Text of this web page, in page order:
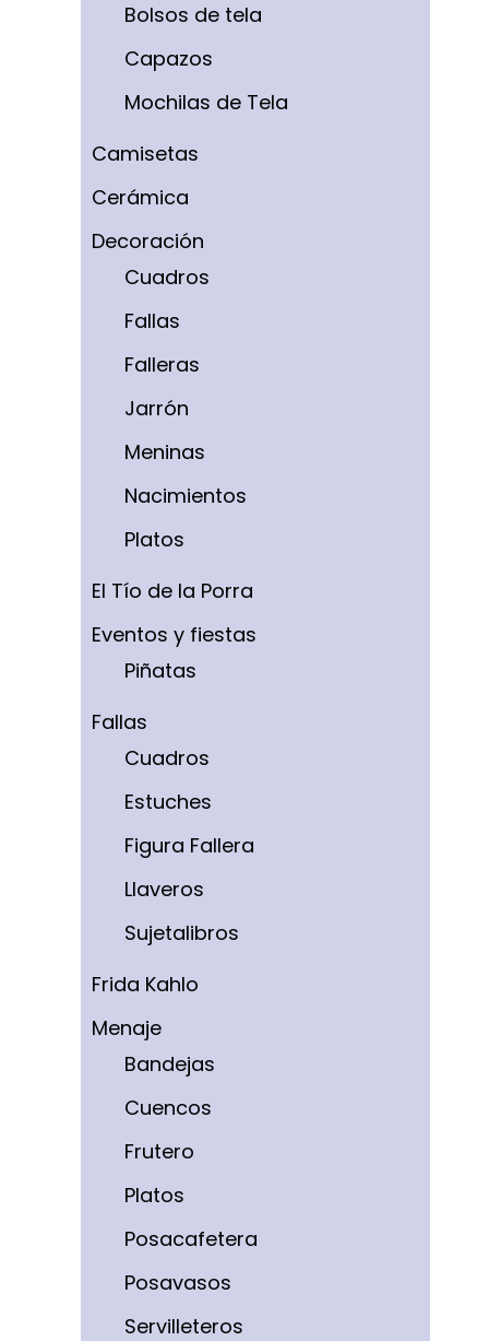
Bolsos de tela
Capazos
Mochilas de Tela
Camisetas
Cerámica
Decoración
Cuadros
Fallas
Falleras
Jarrón
Meninas
Nacimientos
Platos
El Tío de la Porra
Eventos y fiestas
Piñatas
Fallas
Cuadros
Estuches
Figura Fallera
Llaveros
Sujetalibros
Frida Kahlo
Menaje
Bandejas
Cuencos
Frutero
Platos
Posacafetera
Posavasos
Servilleteros